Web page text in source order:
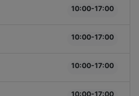
10:00-17:00
10:00-17:00
10:00-17:00
10:00-17:00